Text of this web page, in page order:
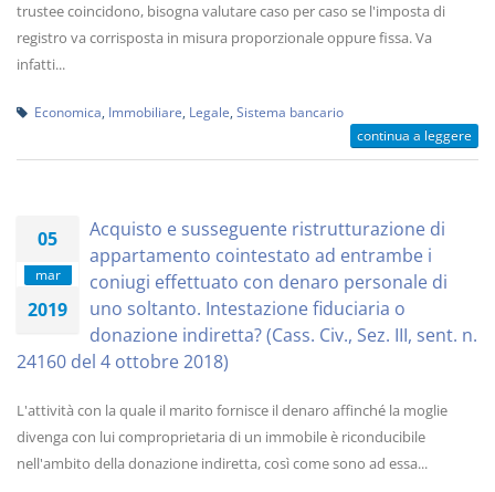
trustee coincidono, bisogna valutare caso per caso se l'imposta di
registro va corrisposta in misura proporzionale oppure fissa. Va
infatti...
Economica Immobiliare Legale Sistema bancario
continua a leggere
05
mar
2019
Acquisto e susseguente ristrutturazione di
appartamento cointestato ad entrambe i
coniugi effettuato con denaro personale di
uno soltanto. Intestazione fiduciaria o
donazione indiretta? (Cass. Civ., Sez. III, sent. n.
24160 del 4 ottobre 2018)
L'attività con la quale il marito fornisce il denaro affinché la moglie
divenga con lui comproprietaria di un immobile è riconducibile
nell'ambito della donazione indiretta, così come sono ad essa...